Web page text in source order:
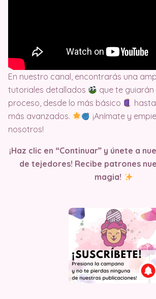
En nuestro canal, encontrarás una
tutoriales detallados
que te
proceso, desde lo más básico
más avanzados.
¡Anímate y
nosotros!
¡Haz clic en “Continuar” y únete a
de tejedores! Recibe patrones
magia!